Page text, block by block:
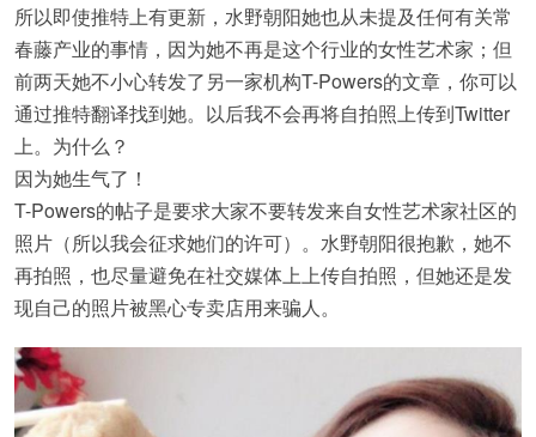
所以即使推特上有更新，水野朝阳她也从未提及任何有关常
春藤产业的事情，因为她不再是这个行业的女性艺术家；但
前两天她不小心转发了另一家机构T-Powers的文章，你可以
通过推特翻译找到她。以后我不会再将自拍照上传到Twitter
上。为什么？
因为她生气了！
T-Powers的帖子是要求大家不要转发来自女性艺术家社区的
照片（所以我会征求她们的许可）。水野朝阳很抱歉，她不
再拍照，也尽量避免在社交媒体上上传自拍照，但她还是发
现自己的照片被黑心专卖店用来骗人。